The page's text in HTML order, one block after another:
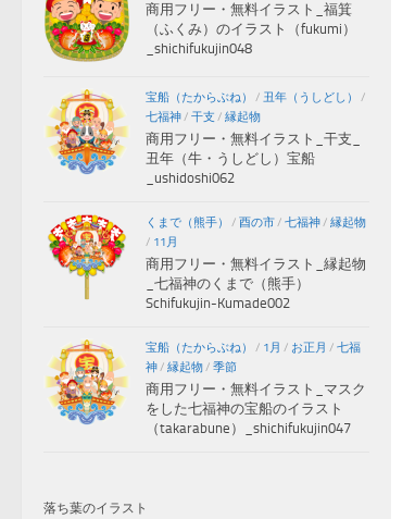
商用フリー・無料イラスト_福箕
（ふくみ）のイラスト（fukumi）
_shichifukujin048
宝船（たからぶね） / 丑年（うしどし）
/
七福神/ 干支 / 縁起物
商用フリー・無料イラスト_干支_
丑年（牛・うしどし）宝船
_ushidoshi062
くまで（熊手） / 酉の市/ 七福神/ 縁起物
/ 11月
商用フリー・無料イラスト_縁起物
_七福神のくまで（熊手）
Schifukujin-Kumade002
宝船（たからぶね） / 1月 / お正月 / 七福
神/ 縁起物/ 季節
商用フリー・無料イラスト_マスク
をした七福神の宝船のイラスト
（takarabune）_shichifukujin047
落ち葉のイラスト